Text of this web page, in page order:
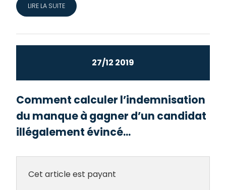
LIRE LA SUITE
27/12 2019
Comment calculer l’indemnisation
du manque à gagner d’un candidat
illégalement évincé...
Cet article est payant